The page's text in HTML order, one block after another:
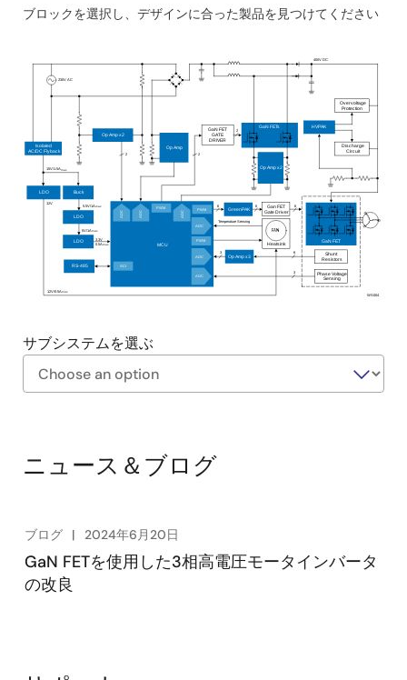
ブロックを選択し、デザインに合った製品を見つけてください
block
diagram
Buck
LDO
LDO
6
WS004
Temperature Sensing
5.5V/1Amax
5V/1A max
3.3V
0.5A max
12V
400V DC
15V/1.5Amax
Isolated
AC/DC Flyback
RS-485
LDO
Op Amp x2
Op Amp
GaN FET
GATE
DRIVER
GaN FETs
Op Amp x2
HVPAK
Overvoltage
Protection
Discharge
Circuit
GreenPAK
Op Amp x3
Shunt
Resistors
Phase Voltage
Sensing
230V AC
2
2
6 6
3 6
3
GaN FET
Gan FET
Gate Driver
Heatsink
FAN
12V/0.5Amax
MCU
PWM
ADC ADC
SCI
PWM
ADC
ADC
ADC
PWM
ADC
2
サブシステムを選ぶ
Diagram
ニュース＆ブログ
ブログ 2024年6月20日
GaN FETを使用した3相高電圧モータインバータ
の改良